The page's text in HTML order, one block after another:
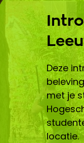
Deze
met je
locatie.